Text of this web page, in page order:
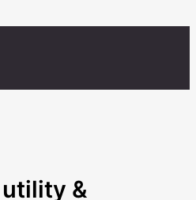
utility &